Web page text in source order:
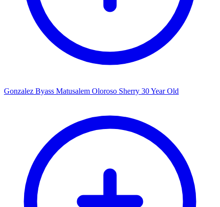
Gonzalez Byass Matusalem Oloroso Sherry 30 Year Old